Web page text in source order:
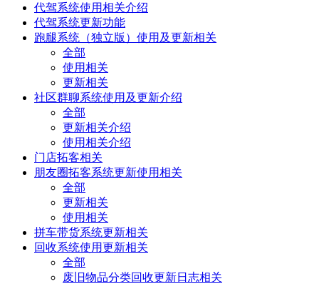
代驾系统使用相关介绍
代驾系统更新功能
跑腿系统（独立版）使用及更新相关
全部
使用相关
更新相关
社区群聊系统使用及更新介绍
全部
更新相关介绍
使用相关介绍
门店拓客相关
朋友圈拓客系统更新使用相关
全部
更新相关
使用相关
拼车带货系统更新相关
回收系统使用更新相关
全部
废旧物品分类回收更新日志相关